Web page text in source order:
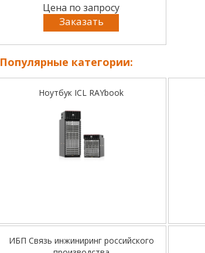
Цена по запросу
Заказать
Популярные категории:
Ноутбук ICL RAYbook
ИБП Связь инжиниринг российского